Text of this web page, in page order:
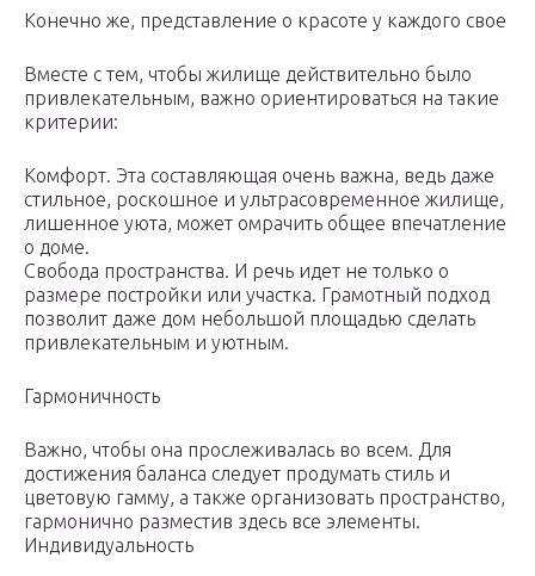
Конечно же, представление о красоте у каждого свое
Вместе с тем, чтобы жилище действительно было
привлекательным, важно ориентироваться на такие
критерии:
Комфорт. Эта составляющая очень важна, ведь даже
стильное, роскошное и ультрасовременное жилище,
лишенное уюта, может омрачить общее впечатление
о доме.
Свобода пространства. И речь идет не только о
размере постройки или участка. Грамотный подход
позволит даже дом небольшой площадью сделать
привлекательным и уютным.
Гармоничность
Важно, чтобы она прослеживалась во всем. Для
достижения баланса следует продумать стиль и
цветовую гамму, а также организовать пространство,
гармонично разместив здесь все элементы.
Индивидуальность